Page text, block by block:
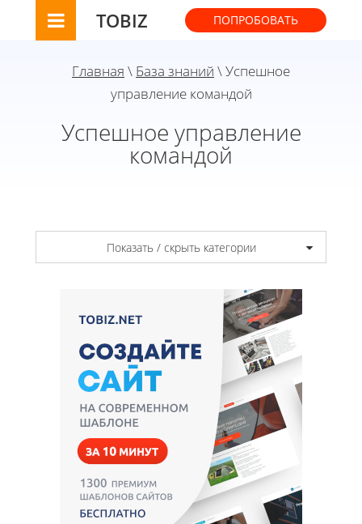
TOBIZ ПОПРОБОВАТЬ
Главная \ База знаний \ Успешное
управление командой
Успешное управление
командой
Показать / скрыть категории